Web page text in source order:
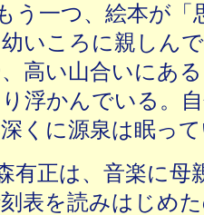
う一つ、絵本が
いころに親しん
高い山合いにあ
浮かんでいる。
くに源泉は眠っ
有正は、音楽に母
表を読みはじめ